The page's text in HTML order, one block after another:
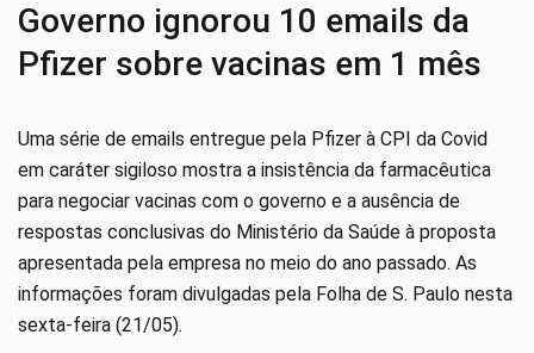
Governo ignorou 10 emails da
Pfizer sobre vacinas em 1 mês
Uma série de emails entregue pela Pfizer à CPI da Covid
em caráter sigiloso mostra a insistência da farmacêutica
para negociar vacinas com o governo e a ausência de
respostas conclusivas do Ministério da Saúde à proposta
apresentada pela empresa no meio do ano passado. As
informações foram divulgadas pela Folha de S. Paulo nesta
sexta-feira (21/05).